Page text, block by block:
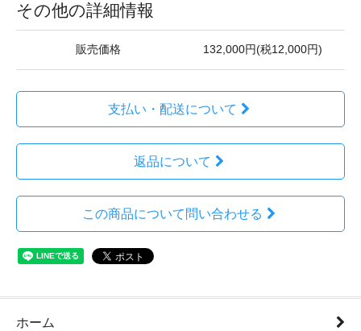
その他の詳細情報
販売価格 132,000円(税12,000円)
支払い・配送について
返品について
この商品について問い合わせる
ホーム